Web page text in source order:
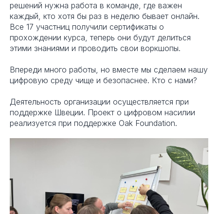
решений нужна работа в команде, где важен
каждый, кто хотя бы раз в неделю бывает онлайн.
Все 17 участниц получили сертификаты о
прохождении курса, теперь они будут делиться
этими знаниями и проводить свои воркшопы.
Впереди много работы, но вместе мы сделаем нашу
цифровую среду чище и безопаснее. Кто с нами?
Деятельность организации осуществляется при
поддержке Швеции. Проект о цифровом насилии
реализуется при поддержке Oak Foundation.